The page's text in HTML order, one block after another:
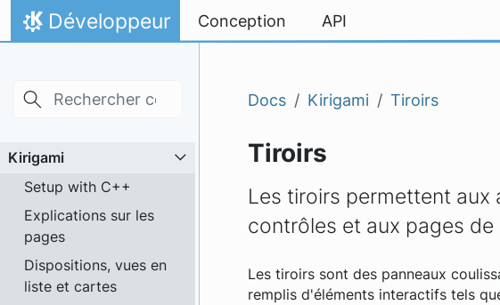
Skip to main content
Aller directement au contenu
Accueil
Développeur Conception API
Kirigami
Setup with C++
Explications sur les
pages
Dispositions, vues en
liste et cartes
Docs Kirigami Tiroirs
Tiroirs
Les tiroirs permettent
contrôles et aux pages
Les tiroirs sont des panneaux
remplis d'éléments interactifs tels